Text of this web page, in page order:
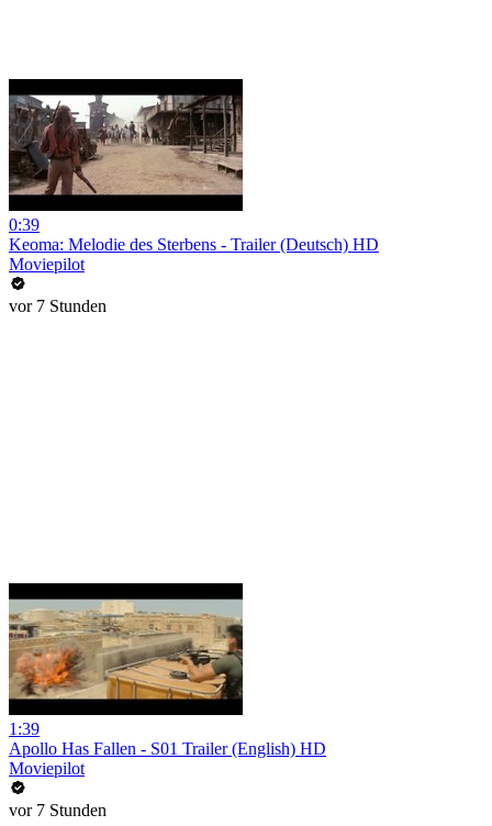
0:39
Keoma: Melodie des Sterbens - Trailer (Deutsch) HD
Moviepilot
vor 7 Stunden
1:39
Apollo Has Fallen - S01 Trailer (English) HD
Moviepilot
vor 7 Stunden